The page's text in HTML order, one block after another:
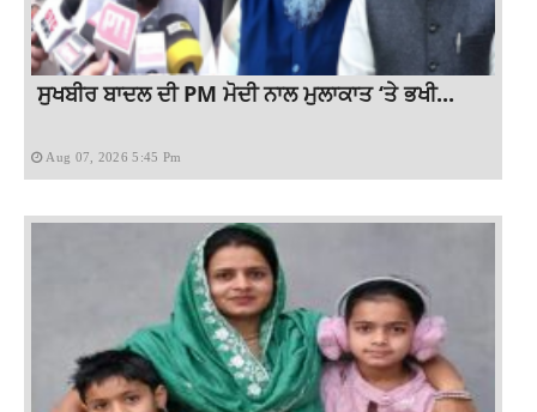
ਸੁਖਬੀਰ ਬਾਦਲ ਦੀ PM ਮੋਦੀ ਨਾਲ ਮੁਲਾਕਾਤ ‘ਤੇ ਭਖੀ...
Aug 07, 2026 5:45 Pm